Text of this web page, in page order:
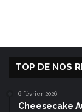
TOP DE NOS
6 février 2026
Cheesecake